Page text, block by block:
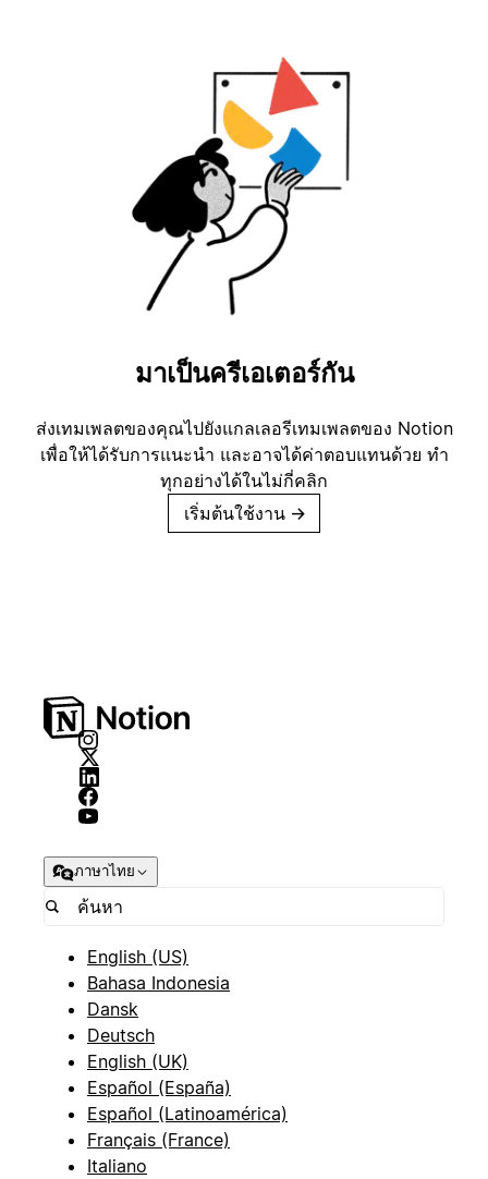
มาเป็นครีเอเตอร์กัน
ส่งเทมเพลตของคุณไปยังแกลเลอรีเทมเพลตของ Notion
เพื่อให้ได้รับการแนะนำ และอาจได้ค่าตอบแทนด้วย ทำ
ทุกอย่างได้ในไม่กี่คลิก
เริ่มต้นใช้งาน →
ภาษาไทย
English (US)
Bahasa Indonesia
Dansk
Deutsch
English (UK)
Español (España)
Español (Latinoamérica)
Français (France)
Italiano